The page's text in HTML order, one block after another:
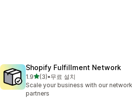
Shopify Fulfillment Network
1.9별 5개 중
(3)
총 리뷰 3개
•무료 설치
Scale your business with our
partners